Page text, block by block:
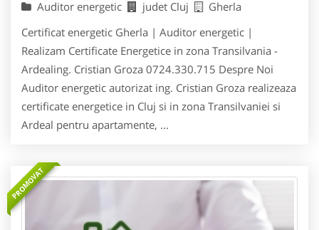
Auditor energetic judet Cluj
Gherla
Certificat energetic Gherla | Auditor energetic |
Realizam Certificate Energetice in zona Transilvania -
Ardealing. Cristian Groza 0724.330.715 Despre Noi
Auditor energetic autorizat ing. Cristian Groza realizeaza
certificate energetice in Cluj si in zona Transilvaniei si
Ardeal pentru apartamente, ...
PROMOVAT